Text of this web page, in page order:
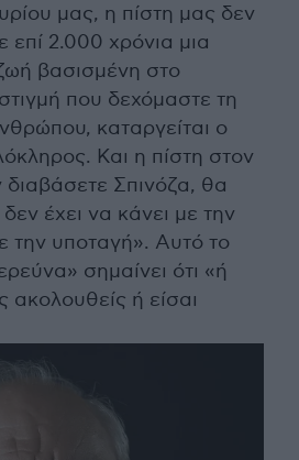
μας, η πίστη μας δεν
επί 2.000 χρόνια μια
βασισμένη στο
που δεχόμαστε τη
καταργείται ο
Και η πίστη στον
διαβάσετε Σπινόζα, θα
έχει να κάνει με την
την υποταγή». Αυτό το
σημαίνει ότι «ή
ακολουθείς ή είσαι